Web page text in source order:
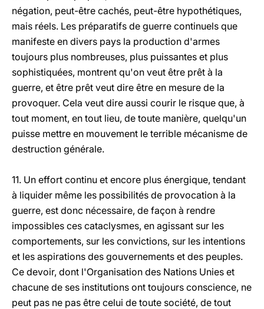
négation, peut-être cachés, peut-être hypothétiques,
mais réels. Les préparatifs de guerre continuels que
manifeste en divers pays la production d'armes
toujours plus nombreuses, plus puissantes et plus
sophistiquées, montrent qu'on veut être prêt à la
guerre, et être prêt veut dire être en mesure de la
provoquer. Cela veut dire aussi courir le risque que, à
tout moment, en tout lieu, de toute manière, quelqu'un
puisse mettre en mouvement le terrible mécanisme de
destruction générale.
11. Un effort continu et encore plus énergique, tendant
à liquider même les possibilités de provocation à la
guerre, est donc nécessaire, de façon à rendre
impossibles ces cataclysmes, en agissant sur les
comportements, sur les convictions, sur les intentions
et les aspirations des gouvernements et des peuples.
Ce devoir, dont l'Organisation des Nations Unies et
chacune de ses institutions ont toujours conscience, ne
peut pas ne pas être celui de toute société, de tout